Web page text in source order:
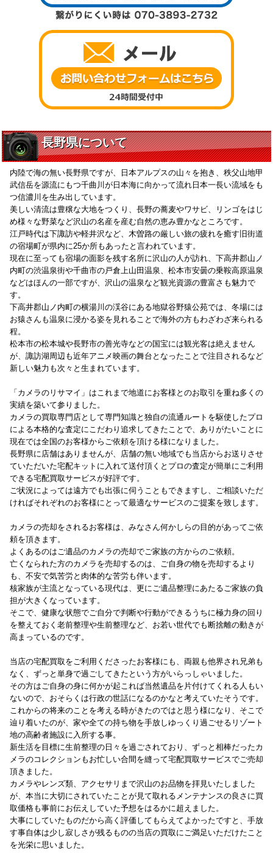
長野県について
内陸で海の無い長野県ですが、日本アルプスの山々を抱き、秩父山地甲
武信岳を源流にもつ千曲川が日本海に向かって流れ日本一長い流域をも
つ信濃川を生み出しています。
美しい清流は豊穣な大地をつくり、長野の蕎麦やワサビ、リンゴをはじ
め様々な野菜など沢山の名産を産む自然の恵み豊かなところです。
江戸時代は下諏訪や軽井沢など、木曽路の厳しい旅の疲れを癒す旧街道
の宿場町が県内に25か所もあったと言われています。
現在に至っても宿場の面影を残す名所に沢山の人が訪れ、下高井郡山ノ
内町の渋温泉街や千曲市の戸倉上山田温泉、松本市安曇の乗鞍高原温泉
などはほんの一部ですが、沢山の温泉など観光資源の豊富さも魅力で
す。
下高井郡山ノ内町の横湯川の渓谷にある地獄谷野猿公苑では、冬場には
お猿さんも温泉に浸かる姿を見れることで海外の方もわざわざ来られる
程。
松本市の松本城や長野市の善光寺などの国宝には観光客は絶えません
が、諏訪湖周辺も近年アニメ映画の舞台となったことで注目されるなど
新しい魅力も次々と生まれています。
「カメラのリサマイ」はこれまで地道にお客様とのお取引を重ね多くの
実績を築いて参りました。
カメラの買取専門店として専門知識と独自の流通ルートを駆使したプロ
による本格的な査定にこだわり追求してきたことで、ありがたいことに
現在では全国のお客様からご依頼を頂ける様になりました。
長野県に店舗はありませんが、店舗の無い地域でも当店からお送りさせ
ていただいた宅配キットに入れて送付頂くとプロの査定が簡単にご利用
できる宅配買取サービスが好評です。
ご状況によっては遠方でも出張に伺うこともできますし、ご相談いただ
ければそれぞれのお客様にとって最適なサービスのご提案を致します。
カメラの売却をされるお客様は、みなさん何かしらの目的があってご依
頼を頂きます。
よくあるのはご遺品のカメラの売却でご家族の方からのご依頼。
亡くなられた方のカメラを売却するのは、ご自身の物を売却するより
も、不安で気苦労と肉体的な苦労も伴います。
核家族が主流となっている現代は、更にご遺品整理にあたるご家族の負
担が大きくなっています。
そこで、健康な状態でご自分で判断や行動ができるうちに極力身の回り
を整えておく老前整理や生前整理など、お若い世代でも断捨離の動きが
高まっているのです。
当店の宅配買取をご利用くださったお客様にも、両親も他界され兄弟も
なく、ずっと単身で過ごしてきたという方がいらっしゃいました。
その方はご自身の身に何かが起これば当然遺品を片付けてくれる人もい
ないので、おそらくは行政の世話になるのかなと考えていたそうです。
これからの将来のことを考える時がきたのではと思う様になり、そこで
辿り着いたのが、家や全ての持ち物を手放しゆっくり過ごせるリゾート
地の高齢者施設に入所する事。
新生活を目標に生前整理の日々を過ごされており、ずっと相棒だったカ
メラのコレクションもお忙しい合間を縫って宅配買取サービスでご売却
頂きました。
カメラやレンズ類、アクセサリまで沢山のお品物を拝見いたしました
が、本当に大切にされていたことが見て取れるメンテナンスの良さに買
取価格も事前にお伝えしていた予想をはるかに超えました。
大事にしていたものだから高く評価してもらえてよかったですと、手放
す事自体は少し寂しさが残るものの当店の買取にご満足いただけたこと
を光栄に思いました。